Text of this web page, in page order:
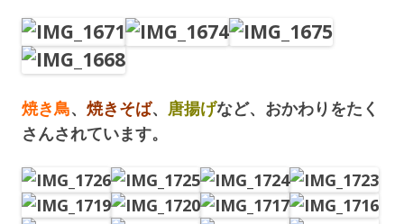
焼き鳥、 焼きそば、 唐揚げなど、おかわりをたく
さんされています。